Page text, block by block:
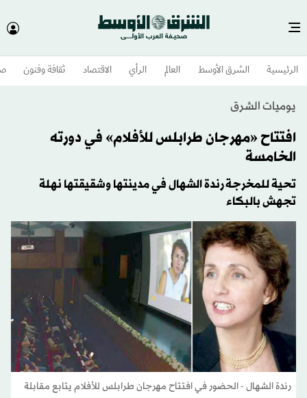
الرئيسية الشرق الأوسط​ العالم الرأي الاقتصاد ثقافة وفنون
يوميات الشرق
افتتاح «مهرجان طرابلس للأفلام» في دورته
الخامسة
تحية للمخرجة رندة الشهال في مدينتها وشقيقتها نهلة
تجهش بالبكاء
رندة الشهال - الحضور في افتتاح مهرجان طرابلس للأفلام يتابع مقابلة